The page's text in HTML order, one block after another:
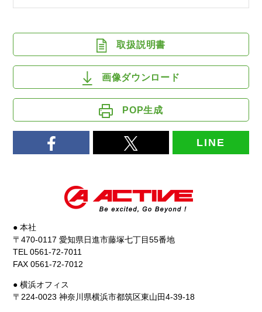
取扱説明書
画像ダウンロード
POP生成
LINE
● 本社
〒470-0117 愛知県日進市藤塚七丁目55番地
TEL 0561-72-7011
FAX 0561-72-7012
● 横浜オフィス
〒224-0023 神奈川県横浜市都筑区東山田4-39-18